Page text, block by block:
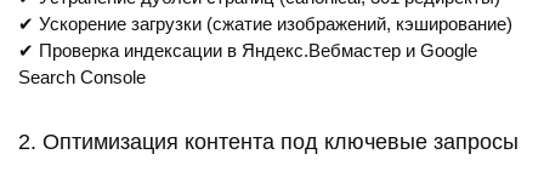
✔ Ускорение загрузки (сжатие изображений, кэширование)
✔ Проверка индексации в Яндекс.Вебмастер и Google
Search Console
2. Оптимизация контента под ключевые запросы